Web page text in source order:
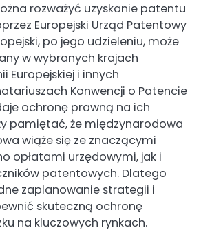
rozważyć uzyskanie patentu
Europejski Urząd Patentowy
po jego udzieleniu, może
w wybranych krajach
Europejskiej i innych
Konwencji o Patencie
ochronę prawną na ich
pamiętać, że międzynarodowa
wiąże się ze znaczącymi
opłatami urzędowymi, jak i
patentowych. Dlatego
zaplanowanie strategii i
skuteczną ochronę
na kluczowych rynkach.